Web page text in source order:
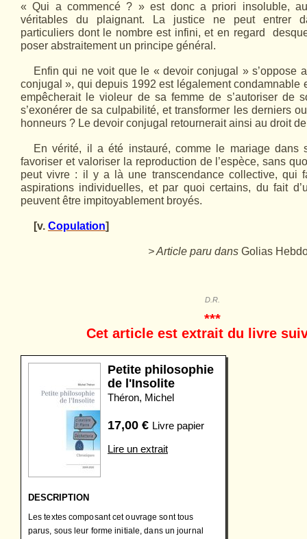
« Qui a commencé ? » est donc a priori insoluble,
véritables du plaignant. La justice ne peut entrer
particuliers dont le nombre est infini, et en regard
poser abstraitement un principe général.
Enfin qui ne voit que le « devoir conjugal » s’oppose
conjugal », qui depuis 1992 est légalement condamnable
empêcherait le violeur de sa femme de s’autoriser de
s’exo­nérer de sa culpabilité, et transformer les derniers
honneurs ? Le devoir conjugal retournerait ainsi au droit
En vérité, il a été instauré, comme le mariage dans
favoriser et valoriser la reproduction de l’espèce, sans
peut vivre : il y a là une transcendance collective, qui
aspirations individuelles, et par quoi certains, du fait
peuvent être impitoyablement broyés.
[v. Copulation]
> Article paru dans Golias
D.R.
***
Cet article est extrait du livre
Petite philosophie
de l'Insolite
Théron, Michel
17,00 € Livre papier
Lire un extrait
DESCRIPTION
Les textes composant cet ouvrage sont tous
parus, sous leur forme initiale, dans un journal